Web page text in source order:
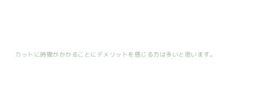
カットに時間がかかることにデメリットを感じる方は多いと思います。